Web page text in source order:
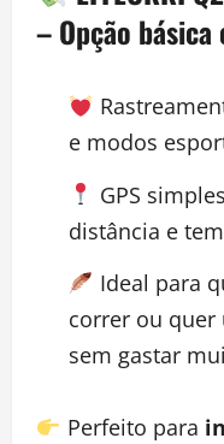
– Opção básica
e modos
GPS
distância e
Ideal para
correr ou
sem gastar
Perfeito para